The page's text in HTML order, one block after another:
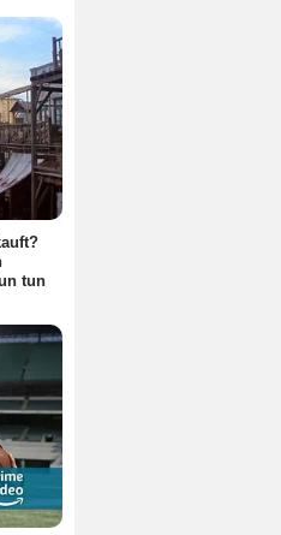
tun